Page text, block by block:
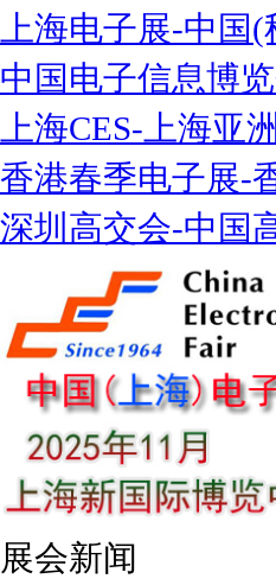
上海电子展-中国
中国电子信息博
上海CES-上海亚
香港春季电子展-
深圳高交会-中国
展会新闻